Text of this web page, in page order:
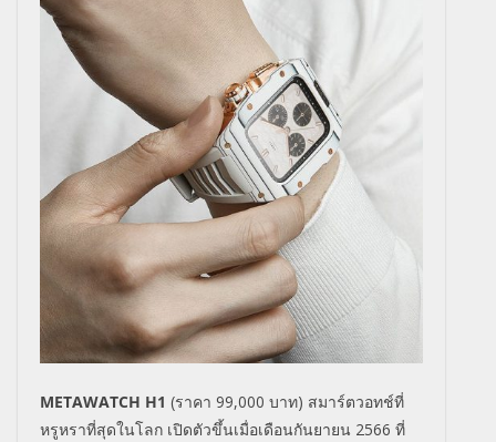
METAWATCH H1 (ราคา 99,000 บาท) สมาร์ตวอทช์ที่
หรูหราที่สุดในโลก เปิดตัวขึ้นเมื่อเดือนกันยายน 2566 ที่